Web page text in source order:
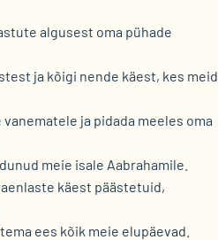
algusest oma pühade
ja kõigi nende käest, kes meid
ja pidada meeles oma
meie isale Aabrahamile.
käest päästetuid,
ees kõik meie elupäevad.